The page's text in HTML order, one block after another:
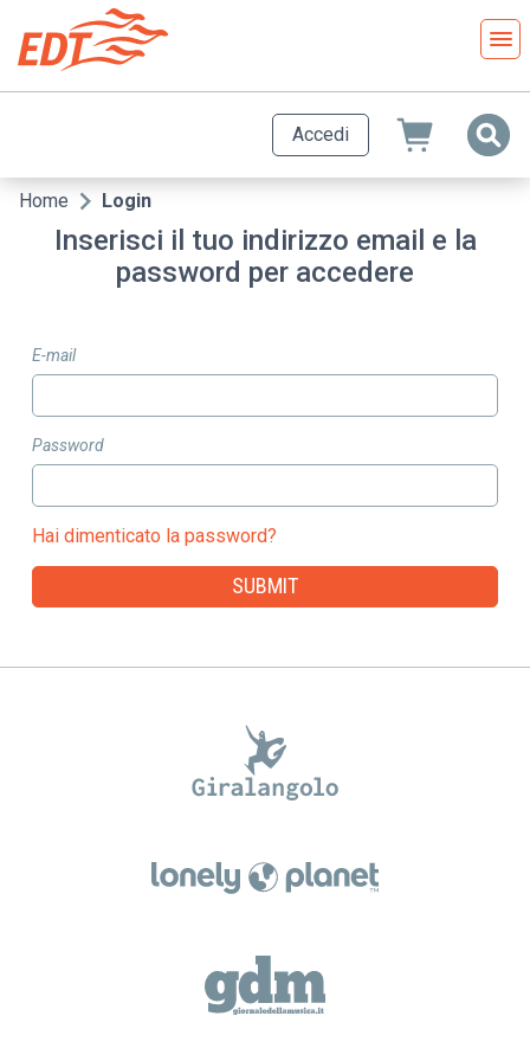
contenuto
principale
Accedi
Briciole
Home Login
Inserisci il tuo indirizzo email e la
password per accedere
E-mail
Password
Hai dimenticato la password?